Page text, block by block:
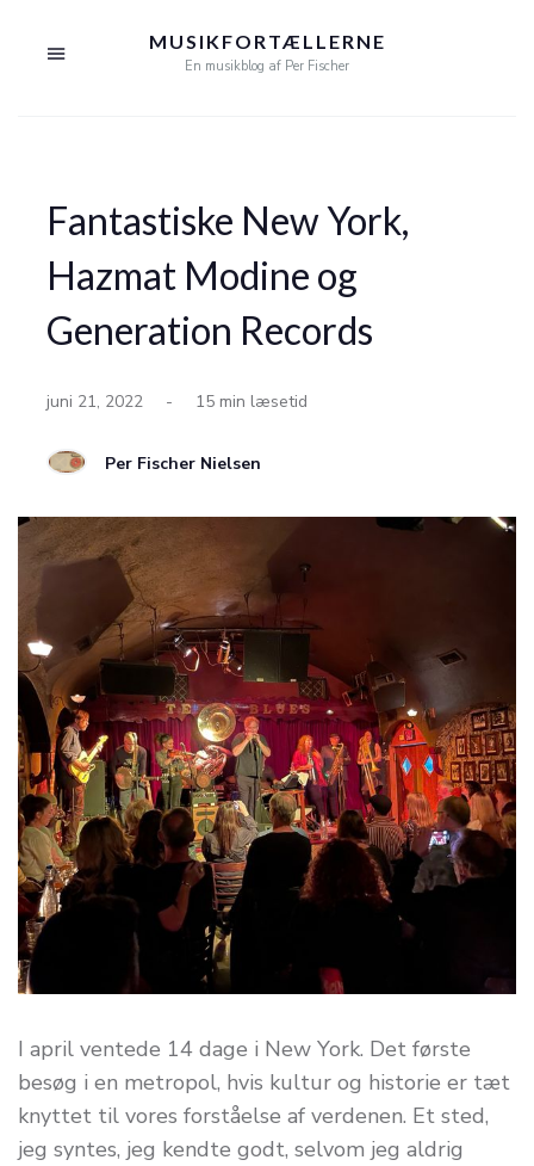
MUSIKFORTÆLLERNE
En musikblog af Per Fischer
Fantastiske New York,
Hazmat Modine og
Generation Records
juni 21, 2022 - 15 min læsetid
Per Fischer Nielsen
I april ventede 14 dage i New York. Det første
besøg i en metropol, hvis kultur og historie er tæt
knyttet til vores forståelse af verdenen. Et sted,
jeg syntes, jeg kendte godt, selvom jeg aldrig